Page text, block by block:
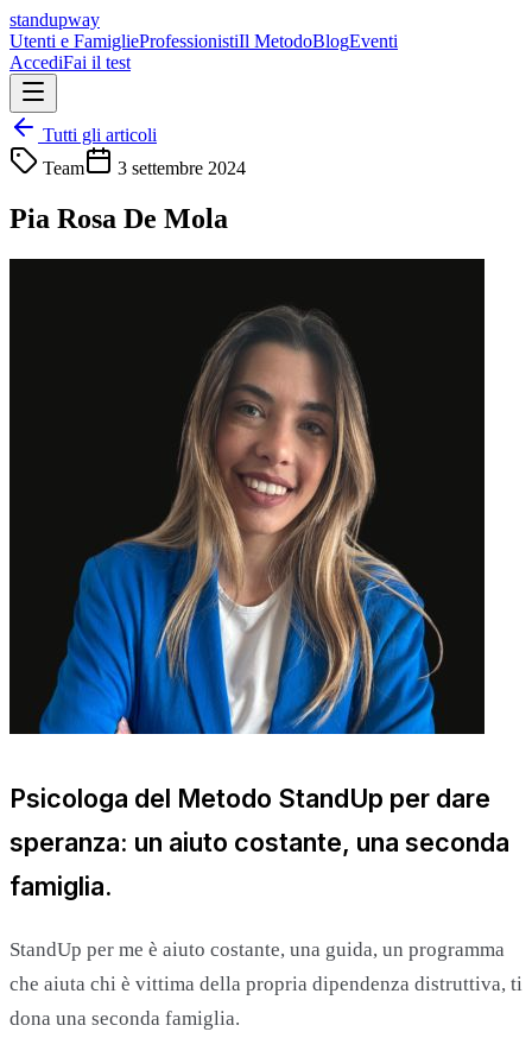
standupway
Utenti e FamiglieProfessionistiIl MetodoBlogEventi
AccediFai il test
Tutti gli articoli
Team
3 settembre 2024
Pia Rosa De Mola
Psicologa del Metodo StandUp per dare
speranza: un aiuto costante, una seconda
famiglia.
StandUp per me è aiuto costante, una guida, un programma
che aiuta chi è vittima della propria dipendenza distruttiva, ti
dona una seconda famiglia.